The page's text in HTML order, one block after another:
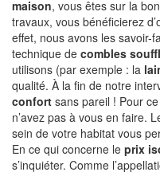
maison, vous êtes sur la
travaux, vous bénéficierez
effet, nous avons les savoir-
technique de combles
utilisons (par exemple : la
qualité. À la fin de notre
confort sans pareil ! Pour
n’avez pas à vous en faire.
sein de votre habitat vous
En ce qui concerne le prix
s’inquiéter. Comme